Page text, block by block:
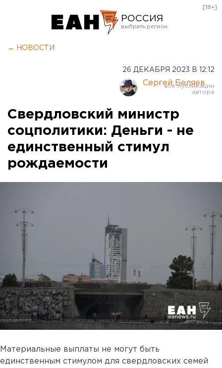
РОССИЯ
Курган
Оренбург
[18+]
← НОВОСТИ
26 ДЕКАБРЯ 2023 В 12:12
Сергей Беляев
Свердловский министр
соцполитики: Деньги - не
единственный стимул
рождаемости
Материальные выплаты не могут быть
единственным стимулом для свердловских семей